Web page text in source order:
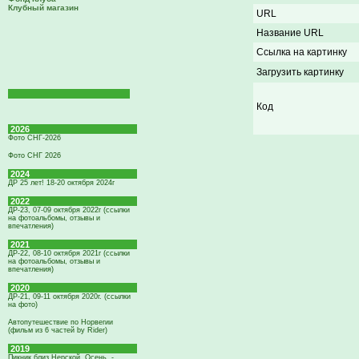
Клубный магазин
2026
Фото СНГ-2026
Фото СНГ 2026
2024
ДР 25 лет! 18-20 октября 2024г
2022
ДР-23, 07-09 октября 2022г (ссылки
на фотоальбомы, отзывы и
впечатления)
2021
ДР-22, 08-10 октября 2021г (ссылки
на фотоальбомы, отзывы и
впечатления)
2020
ДР-21, 09-11 октября 2020г. (ссылки
на фото)
Автопутешествие по Норвегии
(фильм из 6 частей by Rider)
2019
Пикник близ Нерской. Осень. -
URL
Название URL
Ссылка на картинку
Загрузить картинку
Код